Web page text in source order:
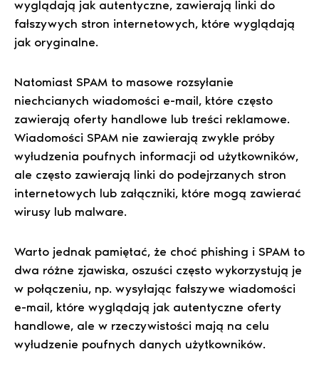
wyglądają jak autentyczne, zawierają linki do
fałszywych stron internetowych, które wyglądają
jak oryginalne.
Natomiast SPAM to masowe rozsyłanie
niechcianych wiadomości e-mail, które często
zawierają oferty handlowe lub treści reklamowe.
Wiadomości SPAM nie zawierają zwykle próby
wyłudzenia poufnych informacji od użytkowników,
ale często zawierają linki do podejrzanych stron
internetowych lub załączniki, które mogą zawierać
wirusy lub malware.
Warto jednak pamiętać, że choć phishing i SPAM to
dwa różne zjawiska, oszuści często wykorzystują je
w połączeniu, np. wysyłając fałszywe wiadomości
e-mail, które wyglądają jak autentyczne oferty
handlowe, ale w rzeczywistości mają na celu
wyłudzenie poufnych danych użytkowników.